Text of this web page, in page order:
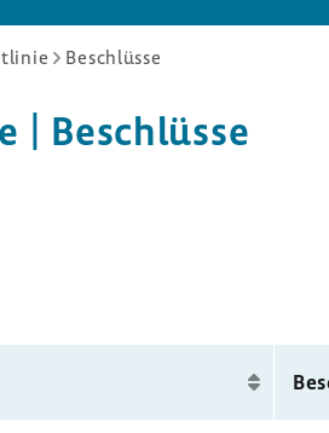
Beschlüsse
| Beschlüsse